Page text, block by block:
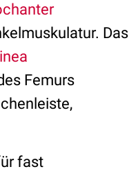
Das
Femurs
fast